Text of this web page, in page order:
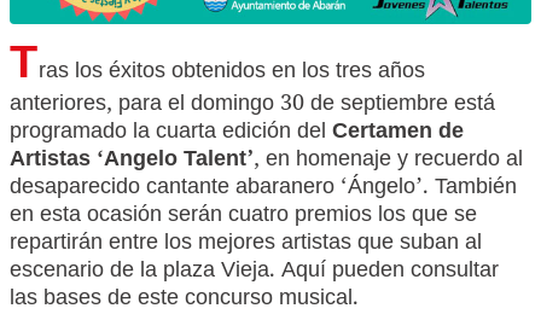
Tras los éxitos obtenidos en los tres años
anteriores, para el domingo 30 de septiembre está
programado la cuarta edición del Certamen de
Artistas ‘Angelo Talent’, en homenaje y recuerdo al
desaparecido cantante abaranero ‘Ángelo’. También
en esta ocasión serán cuatro premios los que se
repartirán entre los mejores artistas que suban al
escenario de la plaza Vieja. Aquí pueden consultar
las bases de este concurso musical.